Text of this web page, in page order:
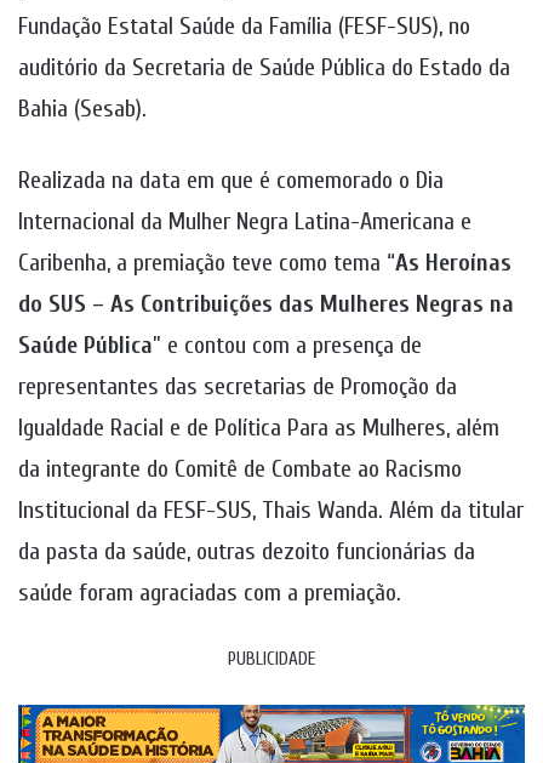
Fundação Estatal Saúde da Família (FESF-SUS), no
auditório da Secretaria de Saúde Pública do Estado da
Bahia (Sesab).
Realizada na data em que é comemorado o Dia
Internacional da Mulher Negra Latina-Americana e
Caribenha, a premiação teve como tema “As Heroínas
do SUS – As Contribuições das Mulheres Negras na
Saúde Pública” e contou com a presença de
representantes das secretarias de Promoção da
Igualdade Racial e de Política Para as Mulheres, além
da integrante do Comitê de Combate ao Racismo
Institucional da FESF-SUS, Thais Wanda. Além da titular
da pasta da saúde, outras dezoito funcionárias da
saúde foram agraciadas com a premiação.
PUBLICIDADE